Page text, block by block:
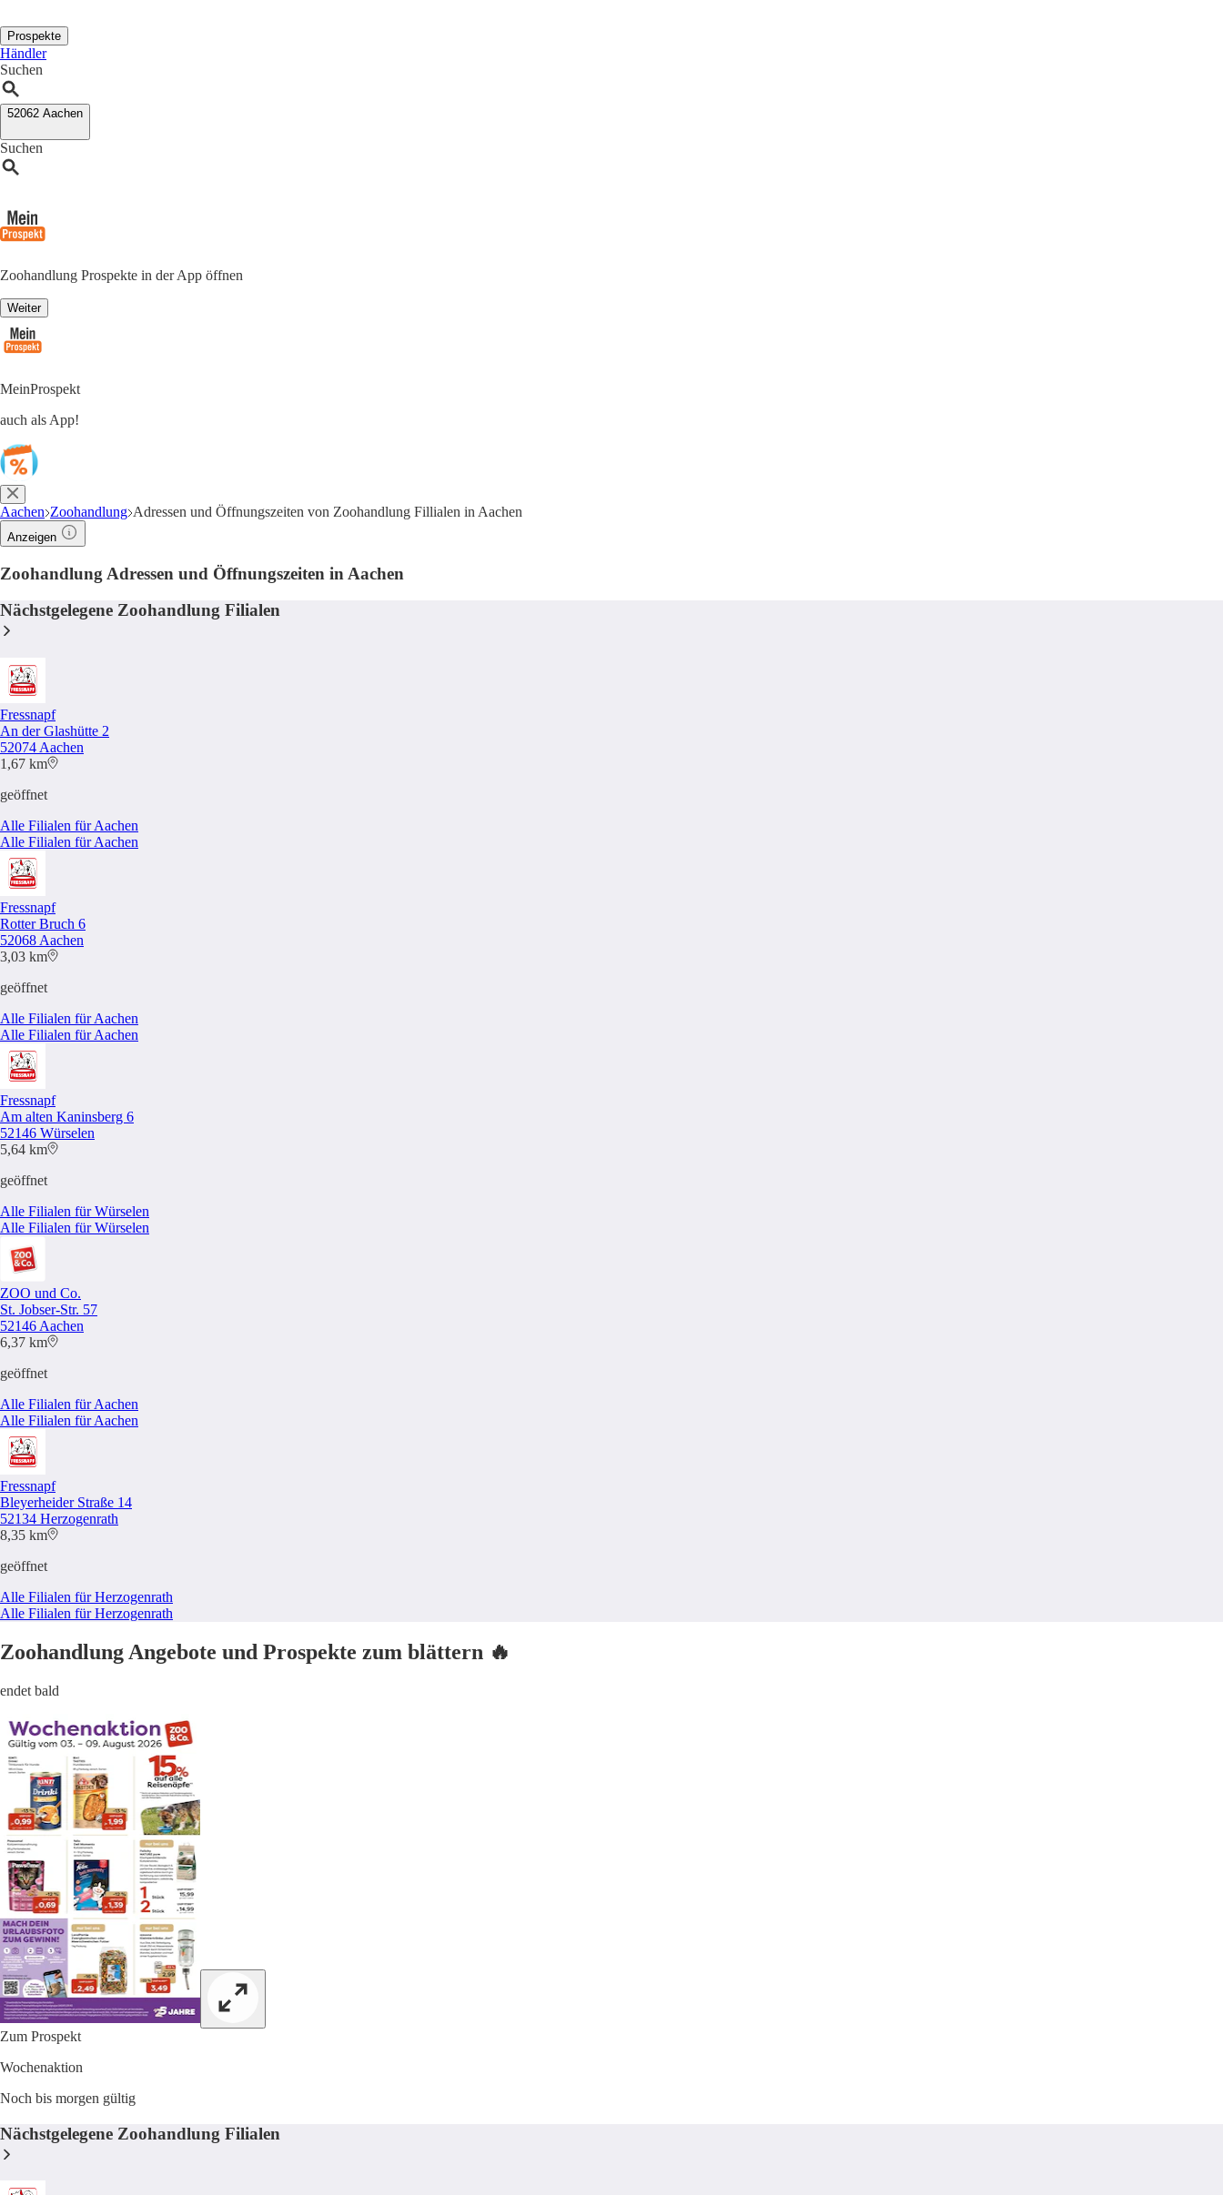
Prospekte
Händler
Suchen
52062 Aachen
Suchen
Zoohandlung Prospekte in der App öffnen
Weiter
MeinProspekt
auch als App!
Aachen Zoohandlung Adressen und Öffnungszeiten von Zoohandlung Fillialen in Aachen
Anzeigen
Zoohandlung Adressen und Öffnungszeiten in Aachen
Nächstgelegene Zoohandlung Filialen
Fressnapf
An der Glashütte 2
52074 Aachen
1,67 km
geöffnet
Alle Filialen für Aachen
Alle Filialen für Aachen
Fressnapf
Rotter Bruch 6
52068 Aachen
3,03 km
geöffnet
Alle Filialen für Aachen
Alle Filialen für Aachen
Fressnapf
Am alten Kaninsberg 6
52146 Würselen
5,64 km
geöffnet
Alle Filialen für Würselen
Alle Filialen für Würselen
ZOO und Co.
St. Jobser-Str. 57
52146 Aachen
6,37 km
geöffnet
Alle Filialen für Aachen
Alle Filialen für Aachen
Fressnapf
Bleyerheider Straße 14
52134 Herzogenrath
8,35 km
geöffnet
Alle Filialen für Herzogenrath
Alle Filialen für Herzogenrath
Zoohandlung Angebote und Prospekte zum blättern 🔥
endet bald
Zum Prospekt
Wochenaktion
Noch bis morgen gültig
Nächstgelegene Zoohandlung Filialen